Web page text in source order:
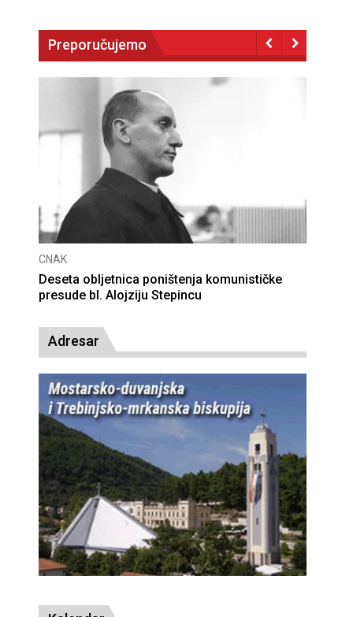
Preporučujemo
CNAK
Deseta obljetnica poništenja komunističke
presude bl. Alojziju Stepincu
Adresar